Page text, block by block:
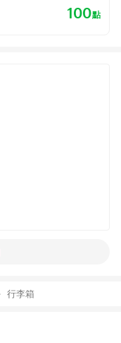
100點
行李箱